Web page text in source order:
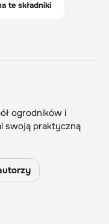
ogrodników i
swoją praktyczną